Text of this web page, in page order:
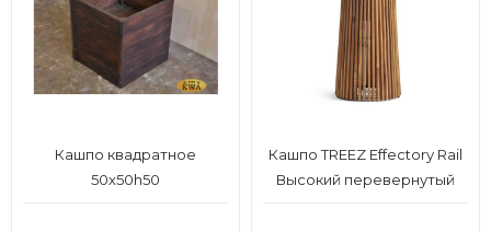
Кашпо квадратное
50х50h50
Кашпо TREEZ Effectory Rail
Высокий перевернутый